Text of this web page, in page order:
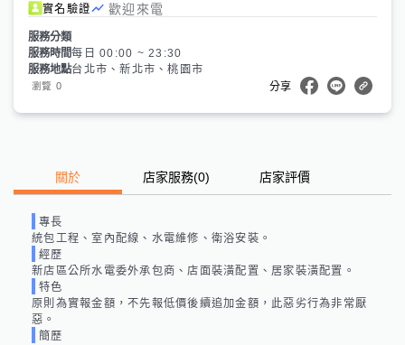
實名驗證 歡迎來電
服務分類
服務時間每日 00:00 ~ 23:30
服務地點台北市、新北市、桃園市
瀏覽 0 分享
關於 店家服務(0) 店家評價
專長
統包工程、室內配線、水電維修、衛浴安裝。
經歷
新店區公所水電委外承包商、店面裝潢配置、居家裝潢配置。
特色
原則為實報金額，不先報低價後續追加金額，此惡劣行為非常厭
惡。
簡歷